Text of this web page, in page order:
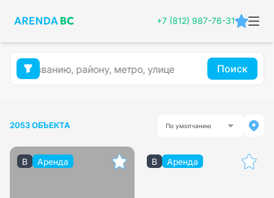
+7 (812) 987-76-31
Поиск
2053 ОБЪЕКТА По умолчанию
B Аренда B Аренда